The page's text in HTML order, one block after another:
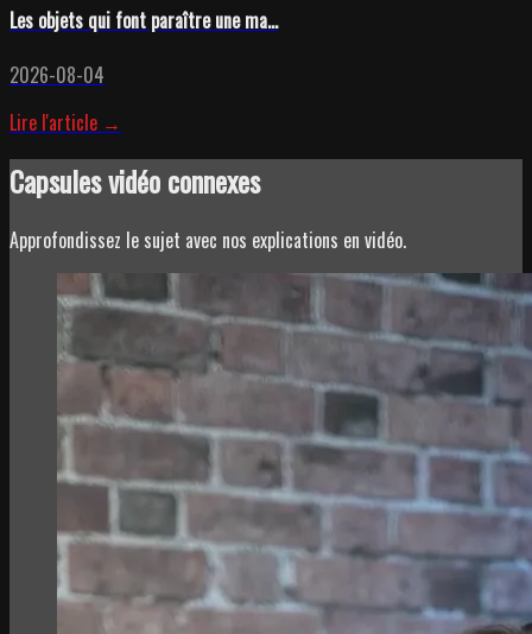
Les objets qui font paraître une ma...
2026-08-04
Lire l'article →
Capsules vidéo connexes
Approfondissez le sujet avec nos explications en vidéo.